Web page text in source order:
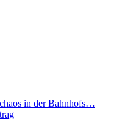
in der Bahnhofs…